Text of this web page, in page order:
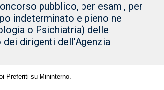
pubblico, per esami, per
indeterminato e pieno nel
o Psichiatria) delle
dirigenti dell'Agenzia
Preferiti su Mininterno.